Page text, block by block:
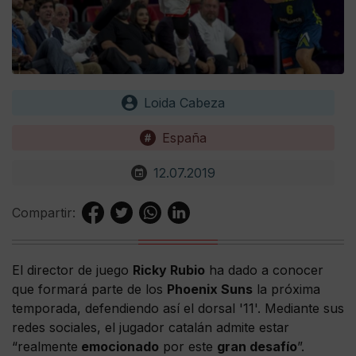
Loida Cabeza
España
12.07.2019
Compartir:
El director de juego Ricky Rubio ha dado a conocer
que formará parte de los Phoenix Suns la próxima
temporada, defendiendo así el dorsal '11'. Mediante sus
redes sociales, el jugador catalán admite estar
“realmente emocionado por este gran desafío”.